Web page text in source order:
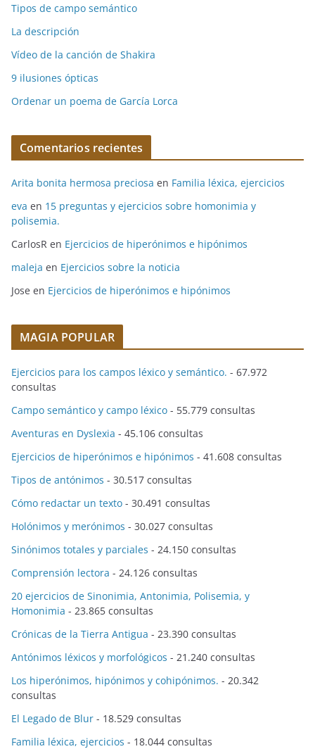
Tipos de campo semántico
La descripción
Vídeo de la canción de Shakira
9 ilusiones ópticas
Ordenar un poema de García Lorca
Comentarios recientes
Arita bonita hermosa preciosa en Familia léxica, ejercicios
eva en 15 preguntas y ejercicios sobre homonimia y
polisemia.
CarlosR en Ejercicios de hiperónimos e hipónimos
maleja en Ejercicios sobre la noticia
Jose en Ejercicios de hiperónimos e hipónimos
MAGIA POPULAR
Ejercicios para los campos léxico y semántico. - 67.972
consultas
Campo semántico y campo léxico - 55.779 consultas
Aventuras en Dyslexia - 45.106 consultas
Ejercicios de hiperónimos e hipónimos - 41.608 consultas
Tipos de antónimos - 30.517 consultas
Cómo redactar un texto - 30.491 consultas
Holónimos y merónimos - 30.027 consultas
Sinónimos totales y parciales - 24.150 consultas
Comprensión lectora - 24.126 consultas
20 ejercicios de Sinonimia, Antonimia, Polisemia, y
Homonimia - 23.865 consultas
Crónicas de la Tierra Antigua - 23.390 consultas
Antónimos léxicos y morfológicos - 21.240 consultas
Los hiperónimos, hipónimos y cohipónimos. - 20.342
consultas
El Legado de Blur - 18.529 consultas
Familia léxica, ejercicios - 18.044 consultas